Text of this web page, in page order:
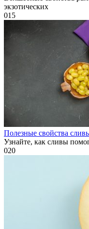
экзотических
015
Полезные свойства
Узнайте, как сливы
020